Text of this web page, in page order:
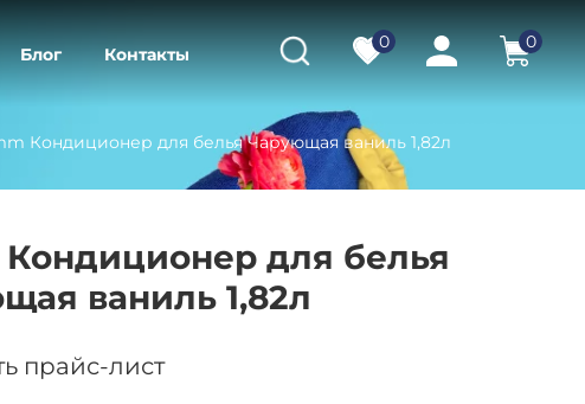
Блог Контакты
0 0
Кондиционер для белья Чарующая ваниль 1,82л
Кондиционер для белья
ваниль 1,82л
прайс-лист